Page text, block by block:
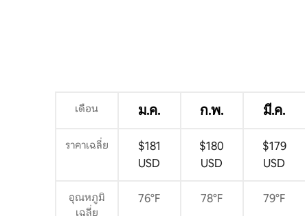
เดือน ม.ค. ก.พ. มี.ค.
ราคาเฉลี่ย
$181
USD
$180
USD
$179
USD
อุณหภูมิ
เฉลี่ย
76°F 78°F 79°F